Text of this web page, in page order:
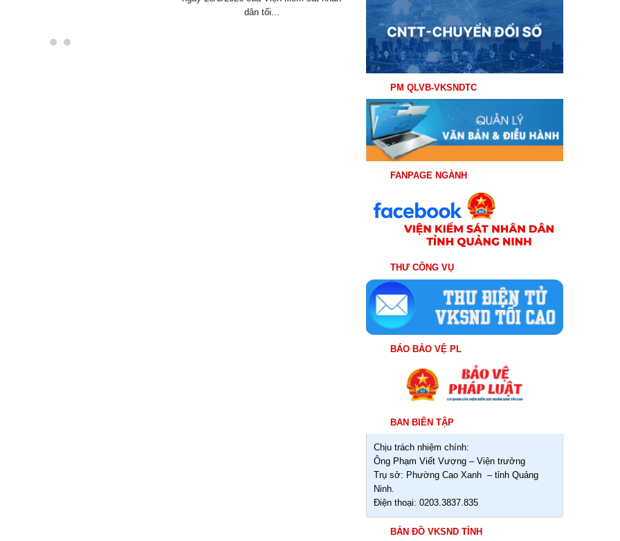
Viện kiểm sát nhân dân (VKSND) khu...
PM QLVB-VKSNDTC
FANPAGE NGÀNH
THƯ CÔNG VỤ
BÁO BẢO VỆ PL
BAN BIÊN TẬP
Chịu trách nhiệm chính:
Ông Phạm Viết Vượng – Viện trưởng
Trụ sở: Phường Cao Xanh – tỉnh Quảng
Ninh.
Điện thoại: 0203.3837.835
BẢN ĐỒ VKSND TỈNH